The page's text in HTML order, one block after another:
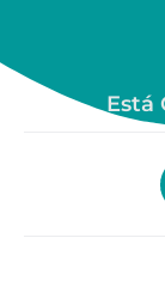
Está